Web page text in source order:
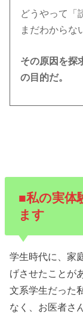
どうやって「
まだわからな
その原因を探
の目的だ。
■私の実体
ます
学生時代に、家
げさせたことが
文系学生だった
なく、お医者さ